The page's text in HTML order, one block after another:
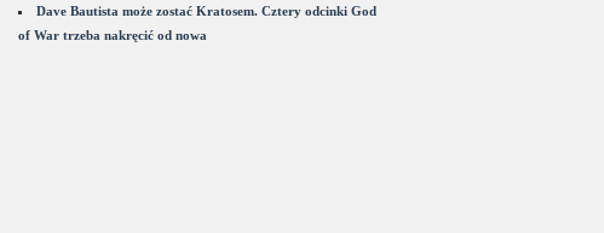
Dave Bautista może zostać Kratosem. Cztery odcinki God
of War trzeba nakręcić od nowa